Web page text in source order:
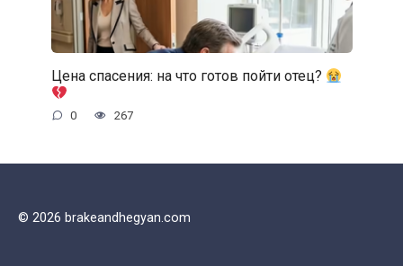
Цена спасения: на что готов пойти отец?
0 267
© 2026 brakeandhegyan.com